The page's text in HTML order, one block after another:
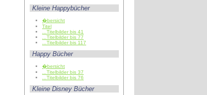
Kleine Happybücher
�bersicht
Titel
...Titelbilder bis 41
...Titelbilder bis 77
...Titelbilder bis 117
Happy Bücher
�bersicht
...Titelbilder bis 37
...Titelbilder bis 76
Kleine Disney Bücher